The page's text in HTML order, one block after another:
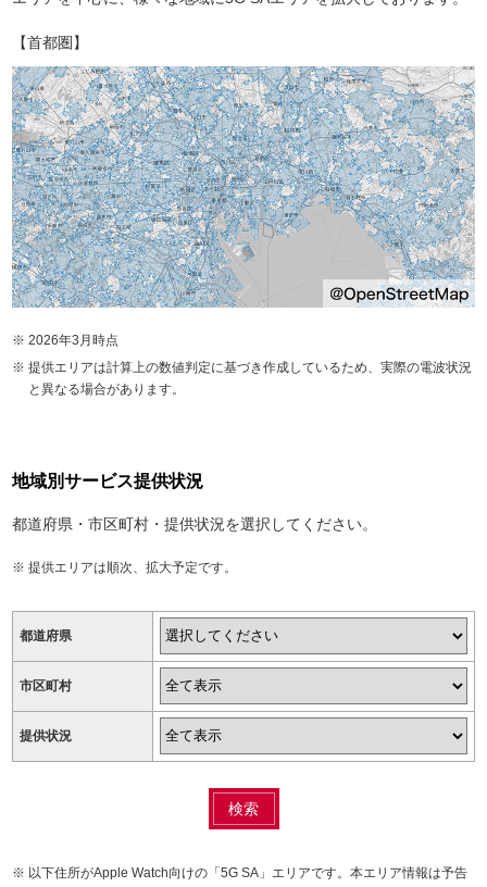
【首都圏】
2026年3月時点
提供エリアは計算上の数値判定に基づき作成しているため、実際の電波状況
と異なる場合があります。
地域別サービス提供状況
都道府県・市区町村・提供状況を選択してください。
提供エリアは順次、拡大予定です。
都道府県
市区町村
提供状況
検索
以下住所がApple Watch向けの「5G SA」エリアです。本エリア情報は予告